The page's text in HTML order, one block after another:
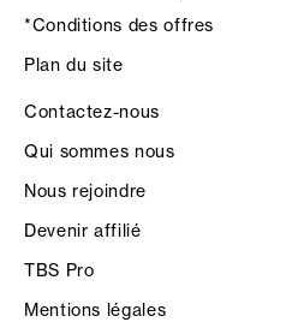
*Conditions des offres
Plan du site
Contactez-nous
Qui sommes nous
Nous rejoindre
Devenir affilié
TBS Pro
Mentions légales